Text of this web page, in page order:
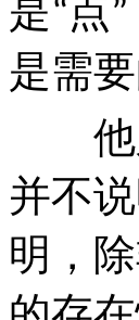
是“点”
是需
他又
并不
明，